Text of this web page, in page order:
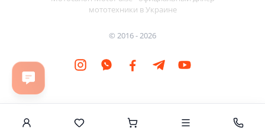
мототехники в Украине
© 2016 - 2026